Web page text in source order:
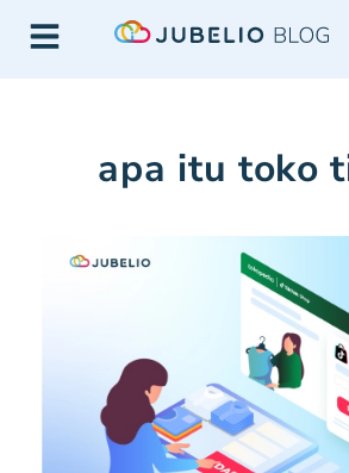
apa itu toko